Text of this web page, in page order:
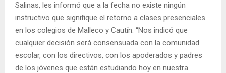
Salinas, les informó que a la fecha no existe ningún
instructivo que signifique el retorno a clases presenciales
en los colegios de Malleco y Cautín. “Nos indicó que
cualquier decisión será consensuada con la comunidad
escolar, con los directivos, con los apoderados y padres
de los jóvenes que están estudiando hoy en nuestra